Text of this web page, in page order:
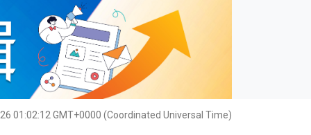
01:02:14 GMT+0000 (Coordinated Universal Time)
灼見活動 關於我們